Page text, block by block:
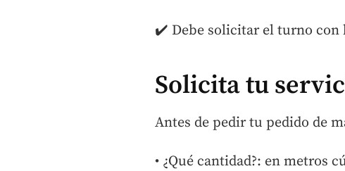
✔️ Debe solicitar el turno con
Solicita tu
Antes de pedir tu pedido de
• ¿Qué cantidad?: en metros